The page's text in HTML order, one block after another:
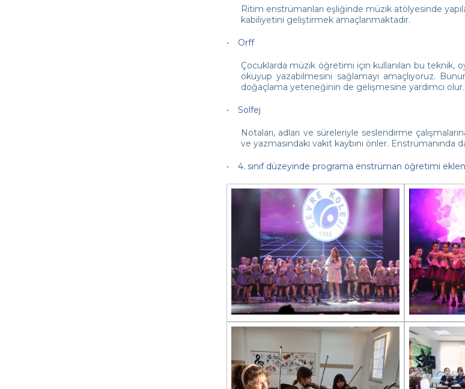
Ritim enstrümanları eşliğinde müzik atölyesinde
kabiliyetini geliştirmek amaçlanmaktadır.
Orff
Çocuklarda müzik öğretimi için kullanılan bu
okuyup yazabilmesini sağlamayı amaçlıyoruz.
doğaçlama yeteneğinin de gelişmesine yardımcı olur.
Solfej
Notaları, adları ve süreleriyle seslendirme
ve yazmasındaki vakit kaybını önler. Enstrümanında
4. sınıf düzeyinde programa enstrüman öğretimi